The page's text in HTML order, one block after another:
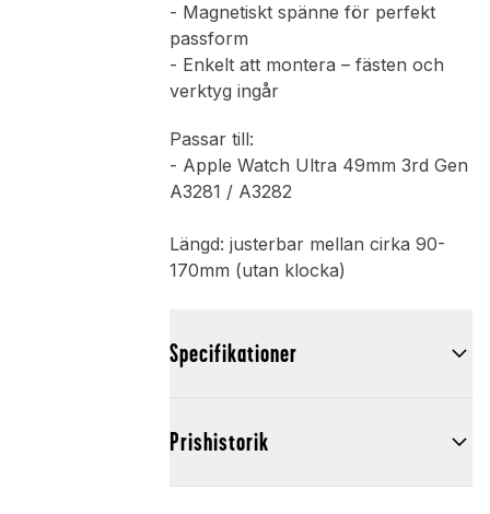
- Magnetiskt spänne för perfekt
passform
- Enkelt att montera – fästen och
verktyg ingår
Passar till:
- Apple Watch Ultra 49mm 3rd Gen
A3281 / A3282
Längd: justerbar mellan cirka 90-
170mm (utan klocka)
Specifikationer
Prishistorik